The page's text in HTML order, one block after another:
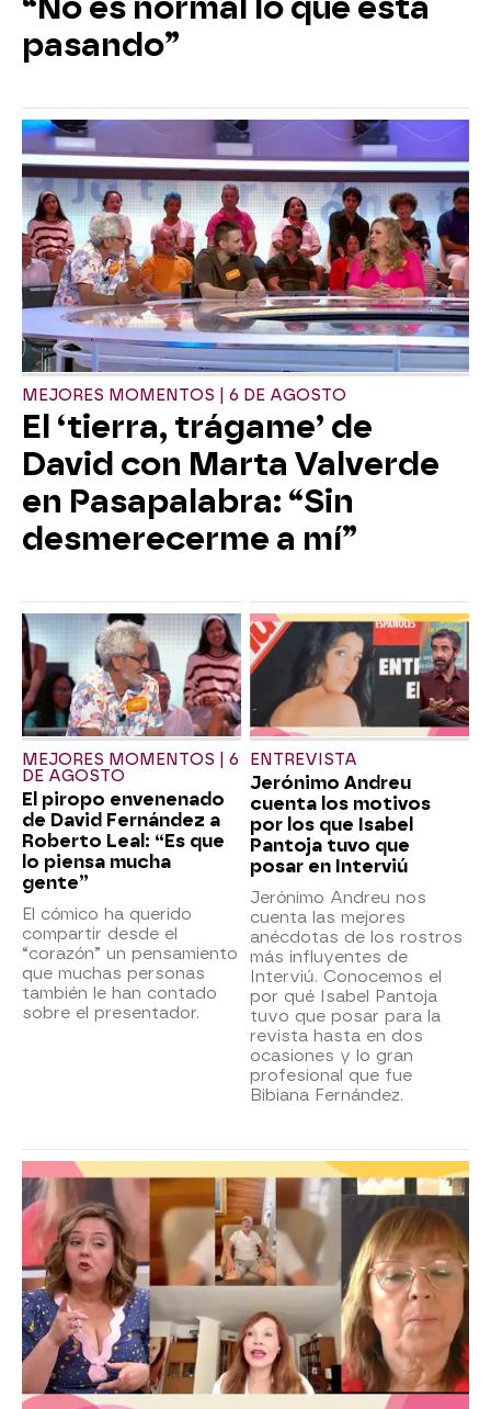
“No es normal lo que está
pasando”
MEJORES MOMENTOS | 6 DE AGOSTO
El ‘tierra, trágame’ de
David con Marta Valverde
en Pasapalabra: “Sin
desmerecerme a mí”
MEJORES MOMENTOS | 6
DE AGOSTO
El piropo envenenado
de David Fernández a
Roberto Leal: “Es que
lo piensa mucha
gente”
El cómico ha querido
compartir desde el
“corazón” un pensamiento
que muchas personas
también le han contado
sobre el presentador.
ENTREVISTA
Jerónimo Andreu
cuenta los motivos
por los que Isabel
Pantoja tuvo que
posar en Interviú
Jerónimo Andreu nos
cuenta las mejores
anécdotas de los rostros
más influyentes de
Interviú. Conocemos el
por qué Isabel Pantoja
tuvo que posar para la
revista hasta en dos
ocasiones y lo gran
profesional que fue
Bibiana Fernández.